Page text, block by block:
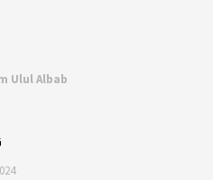
Ulul Albab